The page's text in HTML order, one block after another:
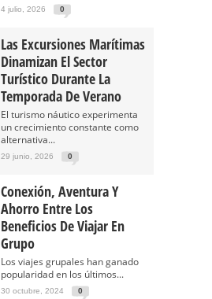
4 julio, 2026 0
Las Excursiones Marítimas
Dinamizan El Sector
Turístico Durante La
Temporada De Verano
El turismo náutico experimenta
un crecimiento constante como
alternativa...
29 junio, 2026 0
Conexión, Aventura Y
Ahorro Entre Los
Beneficios De Viajar En
Grupo
Los viajes grupales han ganado
popularidad en los últimos...
30 octubre, 2024 0